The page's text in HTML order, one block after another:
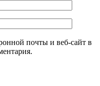
почты и веб-сайт в